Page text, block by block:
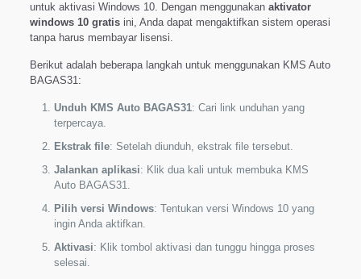
untuk aktivasi Windows 10. Dengan menggunakan aktivator
windows 10 gratisini, Anda dapat mengaktifkan sistem operasi
tanpa harus membayar lisensi.
Berikut adalah beberapa langkah untuk menggunakan KMS Auto
BAGAS31:
Unduh KMS Auto BAGAS31: Cari link unduhan yang
terpercaya.
Ekstrak file: Setelah diunduh, ekstrak file tersebut.
Jalankan aplikasi: Klik dua kali untuk membuka KMS
Auto BAGAS31.
Pilih versi Windows: Tentukan versi Windows 10 yang
ingin Anda aktifkan.
Aktivasi: Klik tombol aktivasi dan tunggu hingga proses
selesai.